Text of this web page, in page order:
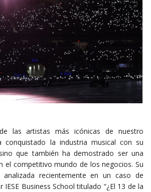
las artistas más icónicas de nuestro
la industria musical con su
que también ha demostrado ser una
el competitivo mundo de los negocios. Su
recientemente en un caso de
Business School titulado “¿El 13 de la